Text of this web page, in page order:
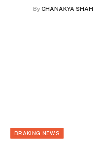
By CHANAKYA SHAH
BRAKING NEWS